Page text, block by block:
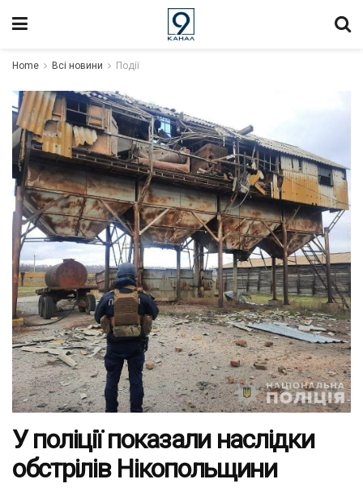
Home Всі новини Події
У поліції показали наслідки
обстрілів Нікопольщини